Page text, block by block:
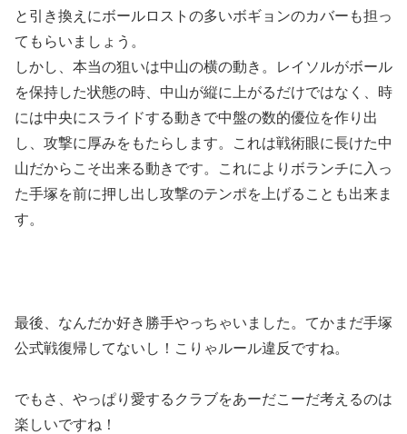
と引き換えにボールロストの多いボギョンのカバーも担っ
てもらいましょう。
しかし、本当の狙いは中山の横の動き。レイソルがボール
を保持した状態の時、中山が縦に上がるだけではなく、時
には中央にスライドする動きで中盤の数的優位を作り出
し、攻撃に厚みをもたらします。これは戦術眼に長けた中
山だからこそ出来る動きです。これによりボランチに入っ
た手塚を前に押し出し攻撃のテンポを上げることも出来ま
す。
最後、なんだか好き勝手やっちゃいました。てかまだ手塚
公式戦復帰してないし！こりゃルール違反ですね。
でもさ、やっぱり愛するクラブをあーだこーだ考えるのは
楽しいですね！